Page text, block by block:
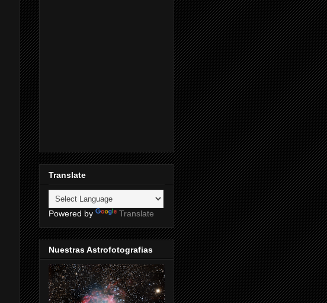
Translate
Powered by Translate
Nuestras Astrofotografias